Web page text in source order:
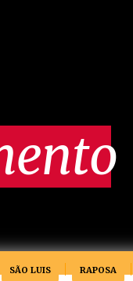
SÃO LUIS RAPOSA